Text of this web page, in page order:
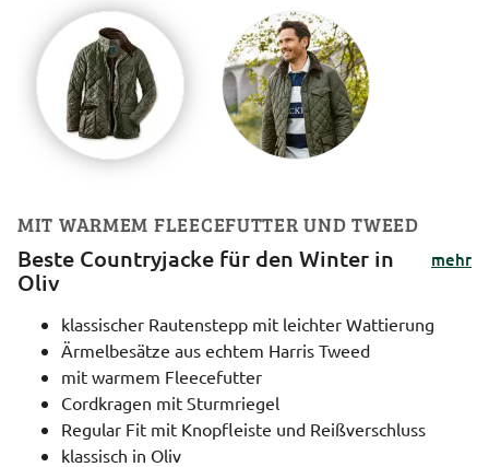
MIT WARMEM FLEECEFUTTER UND TWEED
Beste Countryjacke für den Winter in
Oliv
mehr
klassischer Rautenstepp mit leichter Wattierung
Ärmelbesätze aus echtem Harris Tweed
mit warmem Fleecefutter
Cordkragen mit Sturmriegel
Regular Fit mit Knopfleiste und Reißverschluss
klassisch in Oliv